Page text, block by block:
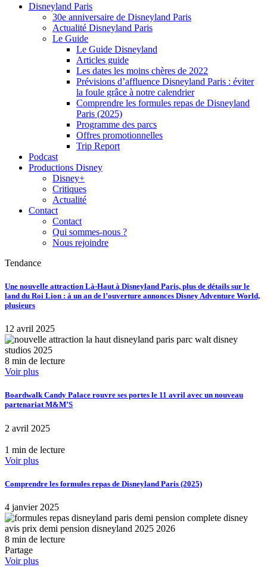
Disneyland Paris
30e anniversaire de Disneyland Paris
Actualité Disneyland Paris
Le Guide
Le Guide Disneyland
Articles guide
Les dates les moins chères de 2022
Prévisions d’affluence Disneyland Paris : éviter
la foule grâce à notre calendrier
Comprendre les formules repas de Disneyland
Paris (2025)
Programme des parcs
Offres promotionnelles
Trip Report
Podcast
Productions Disney
Disney+
Critiques
Actualité
Contact
Contact
Qui sommes-nous ?
Nous rejoindre
Tendance
Une nouvelle attraction Là-Haut à Disneyland Paris, plus de détails sur le
land du Roi Lion : à un an de l’ouverture annonces Disney Adventure World,
plusieurs
12 avril 2025
8 min de lecture
Voir plus
Boardwalk Candy Palace rouvre ses portes le 11 avril avec un nouveau
partenariat M&M’S
2 avril 2025
1 min de lecture
Voir plus
Comprendre les formules repas de Disneyland Paris (2025)
4 janvier 2025
8 min de lecture
Partage
Voir plus